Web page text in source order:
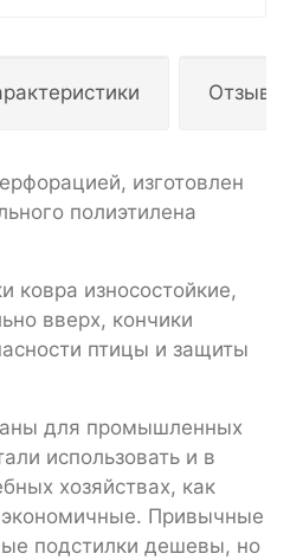
изготовлен
полиэтилена
ковра износостойкие,
вверх, кончики
птицы и защиты
для промышленных
использовать и в
хозяйствах, как
Привычные
подстилки дешевы, но